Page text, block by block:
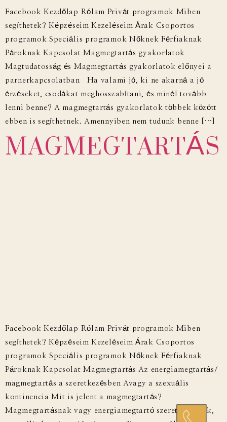
Facebook Kezdőlap Rólam Privát programok Miben
segíthetek? Képzéseim Kezeléseim Árak Csoportos
programok Speciális programok Nőknek Férfiaknak
Pároknak Kapcsolat Magmegtartás gyakorlatok
Magtudatosság és Magmegtartás gyakorlatok előnyei a
parnerkapcsolatban Ha valami jó, ki ne akarná a jó
érzéseket, csodákat meghosszabítani, és minél tovább
lenni benne? A magmegtartás gyakorlatok többek között
ebben is segíthetnek. Amennyiben nem tudunk benne […]
MAGMEGTARTÁS
Facebook Kezdőlap Rólam Privát programok Miben
segíthetek? Képzéseim Kezeléseim Árak Csoportos
programok Speciális programok Nőknek Férfiaknak
Pároknak Kapcsolat Magmegtartás Az energiamegtartás/
magmegtartás a szeretkezésben Avagy a szexuális
kontinencia Mit is jelent a magmegtartás?
Magmegtartásnak vagy energiamegtartó szeretkezésnek,